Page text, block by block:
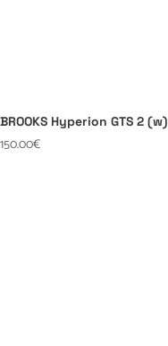
BROOKS Hyperion GTS 2 (w)
150.00€